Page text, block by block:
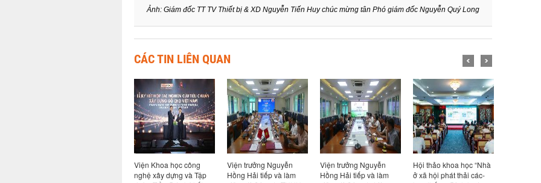
Ảnh: Giám đốc TT TV Thiết bị & XD Nguyễn Tiến Huy chúc mừng tân Phó giám đốc Nguyễn Quý Long
CÁC TIN LIÊN QUAN
Viện Khoa học công
nghệ xây dựng và Tập
Viện trưởng Nguyễn
Hồng Hải tiếp và làm
Viện trưởng Nguyễn
Hồng Hải tiếp và làm
Hội thảo khoa học “Nhà
ở xã hội phát thải các-